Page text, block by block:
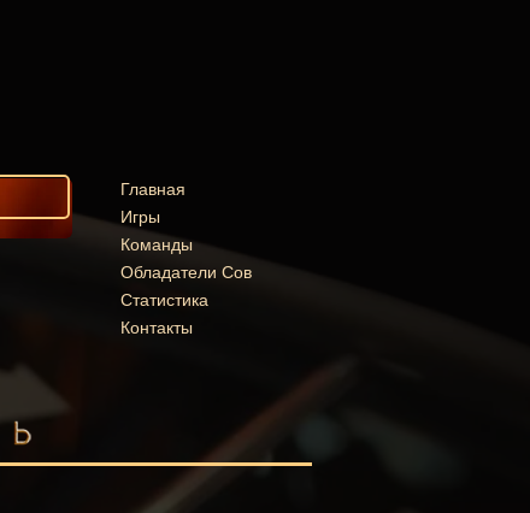
Главная
Игры
Команды
Обладатели Сов
Статистика
Контакты